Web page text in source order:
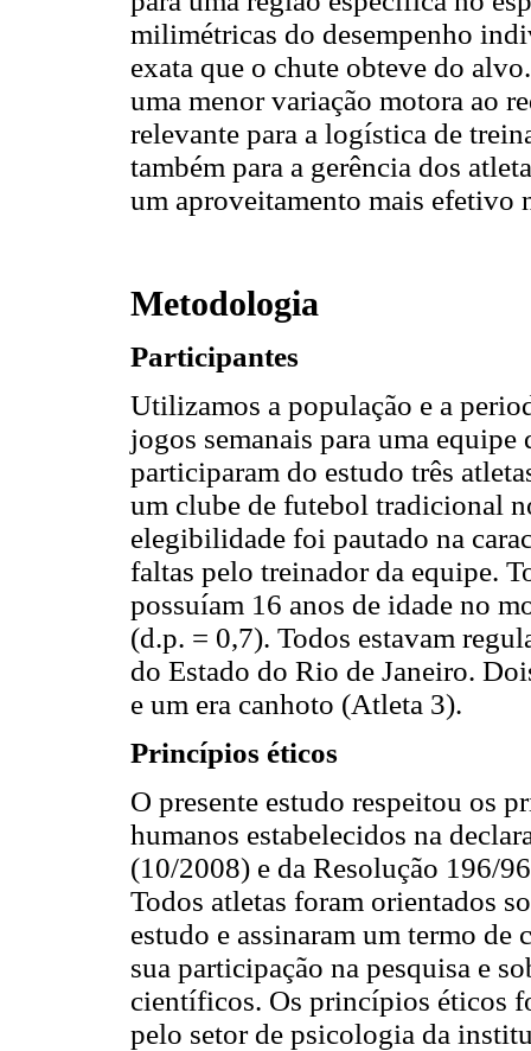
milimétricas do desempenho
exata que o chute obteve do
uma menor variação motora ao
relevante para a logística de
também para a gerência dos
um aproveitamento mais efetivo
Metodologia
Participantes
Utilizamos a população e a
jogos semanais para uma
participaram do estudo três
um clube de futebol tradicional
elegibilidade foi pautado na
faltas pelo treinador da equipe.
possuíam 16 anos de idade no
(d.p. = 0,7). Todos estavam
do Estado do Rio de Janeiro.
e um era canhoto (Atleta 3).
Princípios éticos
O presente estudo respeitou os
humanos estabelecidos na
(10/2008) e da Resolução 196/
Todos atletas foram orientados
estudo e assinaram um termo
sua participação na pesquisa e
científicos. Os princípios éticos
pelo setor de psicologia da